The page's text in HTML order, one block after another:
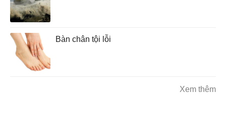
Bàn chân tội lỗi
Xem thêm